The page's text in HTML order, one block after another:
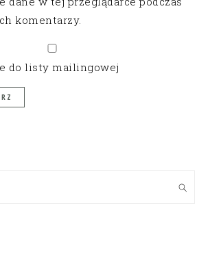
komentarzy.
do listy mailingowej